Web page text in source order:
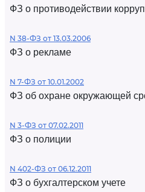
ФЗ о противодействии
N 38-ФЗ от 13.03.2006
ФЗ о рекламе
N 7-ФЗ от 10.01.2002
ФЗ об охране окружающей
N 3-ФЗ от 07.02.2011
ФЗ о полиции
N 402-ФЗ от 06.12.2011
ФЗ о бухгалтерском учете